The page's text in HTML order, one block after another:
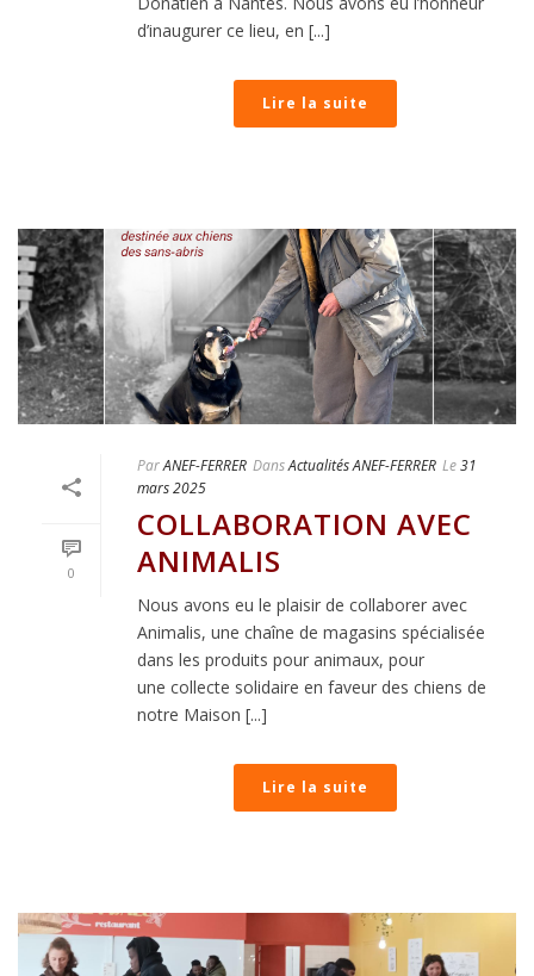
d’inaugurer ce lieu, en [...]
Lire la suite
0
ParANEF-FERRER DansActualités ANEF-FERRER Le31
mars 2025
COLLABORATION AVEC
ANIMALIS
Nous avons eu le plaisir de collaborer avec
Animalis, une chaîne de magasins spécialisée
dans les produits pour animaux, pour
une collecte solidaire en faveur des chiens de
notre Maison [...]
Lire la suite